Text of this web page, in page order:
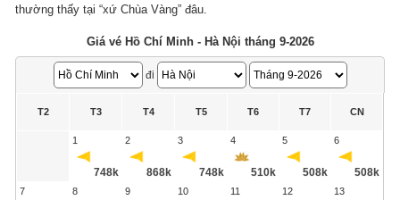
thường thấy tại “xứ Chùa Vàng” đâu.
Giá vé Hồ Chí Minh - Hà Nội tháng 9-2026
đi
T2 T3 T4 T5 T6 T7 CN
1
748k
2
868k
3
748k
4
510k
5
508k
6
508k
7 8 9 10 11 12 13